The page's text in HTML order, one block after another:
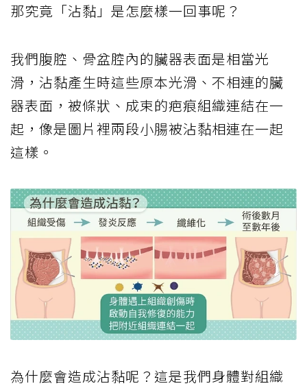
那究竟「沾黏」是怎麼樣一回事呢？
我們腹腔、骨盆腔內的臟器表面是相當光
滑，沾黏產生時這些原本光滑、不相連的臟
器表面，被條狀、成束的疤痕組織連結在一
起，像是圖片裡兩段小腸被沾黏相連在一起
這樣。
為什麼會造成沾黏呢？這是我們身體對組織